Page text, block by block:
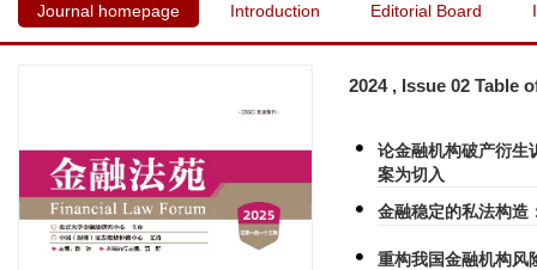
Journal homepage Introduction Editorial Board
2024 , Issue 02 Table
论金融机构破产衍
案为切入
金融稳定的私法构造
重构我国金融机构风